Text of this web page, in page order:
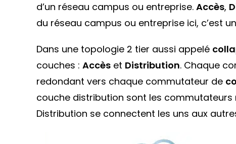
d’un réseau campus ou entreprise. Accès,
du réseau campus ou entreprise ici, c’est
Dans une topologie 2 tier aussi appelé
couches : Accès et Distribution. Chaque
redondant vers chaque commutateur de
couche distribution sont les
Distribution se connectent les uns aux